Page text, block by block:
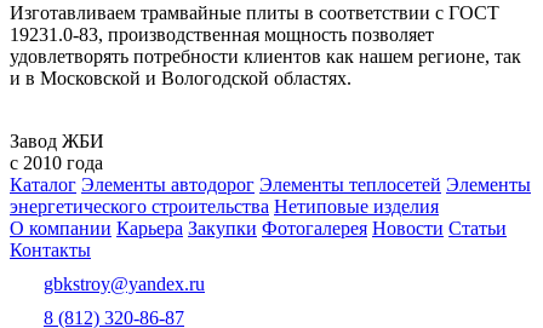
Изготавливаем трамвайные плиты в соответствии с ГОСТ
19231.0-83, производственная мощность позволяет
удовлетворять потребности клиентов как нашем регионе, так
и в Московской и Вологодской областях.
Завод ЖБИ
с 2010 года
Каталог Элементы автодорог Элементы теплосетей Элементы
энергетического строительства Нетиповые изделия
О компании Карьера Закупки Фотогалерея Новости Статьи
Контакты
gbkstroy@yandex.ru
8 (812) 320-86-87